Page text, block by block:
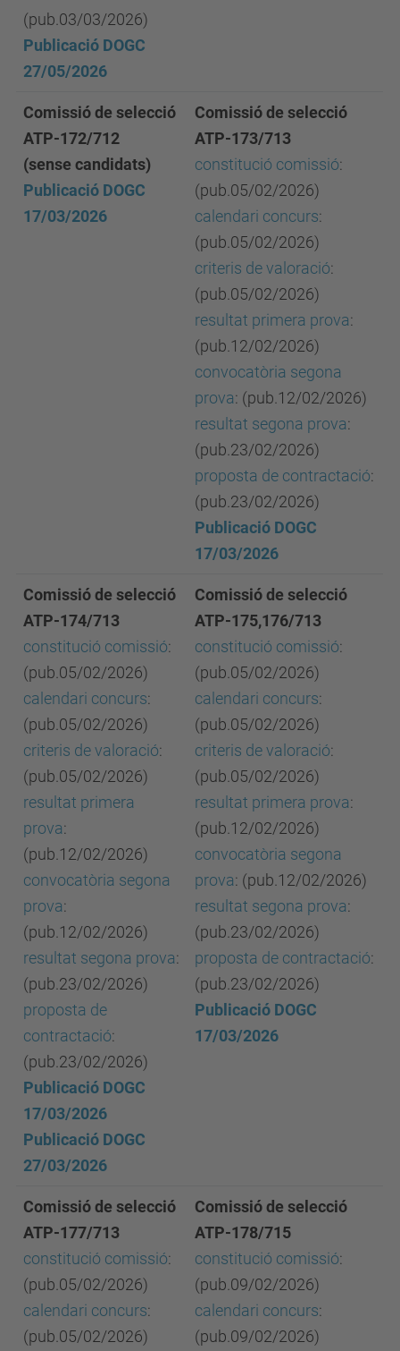
(pub.03/03/2026)
Publicació DOGC
27/05/2026
Comissió de selecció
ATP-172/712
(sense candidats)
Publicació DOGC
17/03/2026
Comissió de selecció
ATP-173/713
constitució comissió:
(pub.05/02/2026)
calendari concurs:
(pub.05/02/2026)
criteris de valoració:
(pub.05/02/2026)
resultat primera prova:
(pub.12/02/2026)
convocatòria segona
prova: (pub.12/02/2026)
resultat segona prova:
(pub.23/02/2026)
proposta de contractació:
(pub.23/02/2026)
Publicació DOGC
17/03/2026
Comissió de selecció
ATP-174/713
constitució comissió:
(pub.05/02/2026)
calendari concurs:
(pub.05/02/2026)
criteris de valoració:
(pub.05/02/2026)
resultat primera
prova:
(pub.12/02/2026)
convocatòria segona
prova:
(pub.12/02/2026)
resultat segona prova:
(pub.23/02/2026)
proposta de
contractació:
(pub.23/02/2026)
Publicació DOGC
17/03/2026
Publicació DOGC
27/03/2026
Comissió de selecció
ATP-175,176/713
constitució comissió:
(pub.05/02/2026)
calendari concurs:
(pub.05/02/2026)
criteris de valoració:
(pub.05/02/2026)
resultat primera prova:
(pub.12/02/2026)
convocatòria segona
prova: (pub.12/02/2026)
resultat segona prova:
(pub.23/02/2026)
proposta de contractació:
(pub.23/02/2026)
Publicació DOGC
17/03/2026
Comissió de selecció
ATP-177/713
constitució comissió:
(pub.05/02/2026)
calendari concurs:
(pub.05/02/2026)
Comissió de selecció
ATP-178/715
constitució comissió:
(pub.09/02/2026)
calendari concurs:
(pub.09/02/2026)